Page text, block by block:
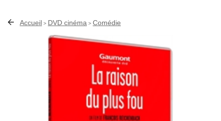
Accueil > DVD cinéma > Comédie